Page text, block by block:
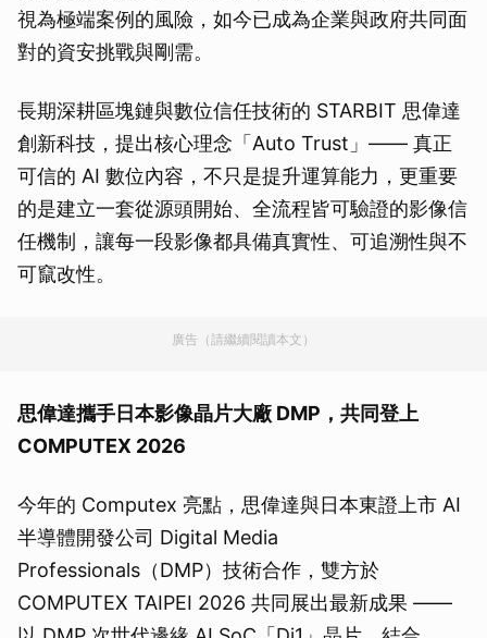
視為極端案例的風險，如今已成為企業與政府共同面
對的資安挑戰與剛需。
長期深耕區塊鏈與數位信任技術的 STARBIT 思偉達
創新科技，提出核心理念「Auto Trust」—— 真正
可信的 AI 數位內容，不只是提升運算能力，更重要
的是建立一套從源頭開始、全流程皆可驗證的影像信
任機制，讓每一段影像都具備真實性、可追溯性與不
可竄改性。
廣告（請繼續閱讀本文）
思偉達攜手日本影像晶片大廠 DMP，共同登上
COMPUTEX 2026
今年的 Computex 亮點，思偉達與日本東證上市 AI
半導體開發公司 Digital Media
Professionals（DMP）技術合作，雙方於
COMPUTEX TAIPEI 2026 共同展出最新成果 ——